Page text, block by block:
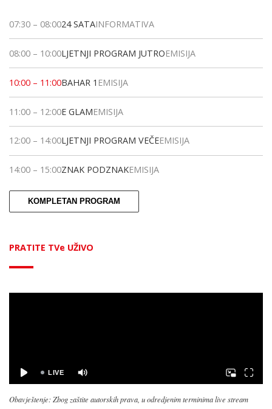
07:30 – 08:0024 SATAINFORMATIVA
08:00 – 10:00LJETNJI PROGRAM JUTROEMISIJA
10:00 – 11:00BAHAR 1 EMISIJA
11:00 – 12:00E GLAMEMISIJA
12:00 – 14:00LJETNJI PROGRAM VEČEEMISIJA
14:00 – 15:00ZNAK PODZNAKEMISIJA
KOMPLETAN PROGRAM
PRATITE TVe UŽIVO
Obavještenje: Zbog zaštite autorskih prava, u odredjenim terminima live stream